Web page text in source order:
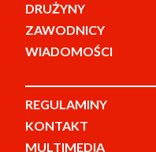
DRUŻYNY
ZAWODNICY
WIADOMOŚCI
REGULAMINY
KONTAKT
MULTIMEDIA